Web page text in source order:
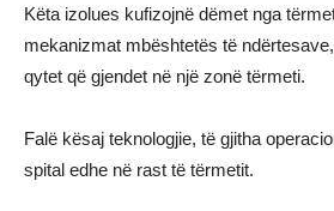
Këta izolues kufizojnë dëmet nga
mekanizmat mbështetës të
qytet që gjendet në një zonë tërmeti.
Falë kësaj teknologjie, të gjitha
spital edhe në rast të tërmetit.